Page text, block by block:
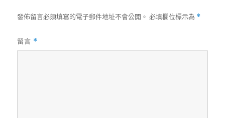
發佈留言必須填寫的電子郵件地址不會公開。 必填欄位標示為 *
留言 *